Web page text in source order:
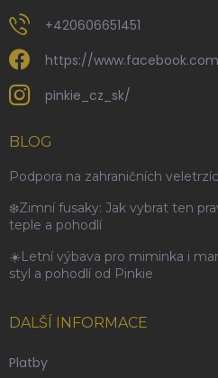
+420606651451
https://
pinkie_cz_sk/
BLOG
Podpora na zahraničních
❄️Zimní fusaky: Jak vybrat ten
teple a pohodlí
☀️Letní výbava pro miminka i
styl a pohodlí od Pinkie
DALŠÍ INFORMACE
Platby